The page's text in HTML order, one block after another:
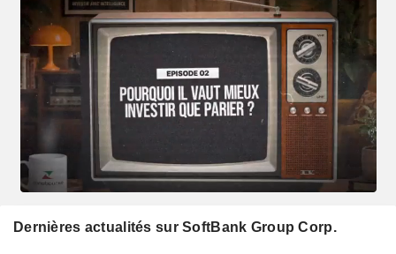
Dernières actualités sur SoftBank Group Corp.